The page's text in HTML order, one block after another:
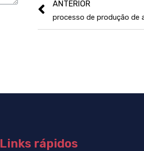
ANTERIOR
processo de produção de
Links rápidos